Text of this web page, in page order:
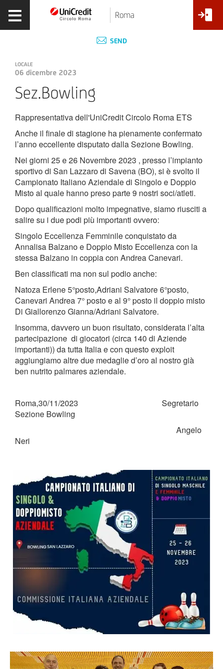
Roma
SEND
LOCALE
06 dicembre 2023
Sez.Bowling
Rappresentativa dell'UniCredit Circolo Roma ETS
Anche il finale di stagione ha pienamente confermato
l’anno eccellente disputato dalla Sezione Bowling.
Nei giorni 25 e 26 Novembre 2023 , presso l’impianto
sportivo di San Lazzaro di Savena (BO), si è svolto il
Campionato Italiano Aziendale di Singolo e Doppio
Misto al quale hanno preso parte 9 nostri soci/atleti.
Dopo qualificazioni molto impegnative, siamo riusciti a
salire su i due podi più importanti ovvero:
Singolo Eccellenza Femminile conquistato da
Annalisa Balzano e Doppio Misto Eccellenza con la
stessa Balzano in coppia con Andrea Canevari.
Ben classificati ma non sul podio anche:
Natoza Erlene 5°posto,Adriani Salvatore 6°posto,
Canevari Andrea 7° posto e al 9° posto il doppio misto
Di Giallorenzo Gianna/Adriani Salvatore.
Insomma, davvero un buon risultato, considerata l’alta
partecipazione di giocatori (circa 140 di Aziende
importanti)) da tutta Italia e con questo exploit
aggiungiamo altre due medaglie d’oro al nostro già
ben nutrito palmares aziendale.
Roma,30/11/2023 Segretario
Sezione Bowling
Angelo
Neri